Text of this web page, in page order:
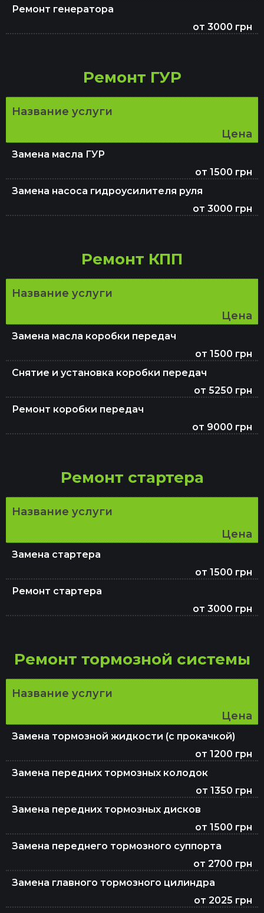
Ремонт генератора
от 3000 грн
Ремонт ГУР
Название услуги
Цена
Замена масла ГУР
от 1500 грн
Замена насоса гидроусилителя руля
от 3000 грн
Ремонт КПП
Название услуги
Цена
Замена масла коробки передач
от 1500 грн
Снятие и установка коробки передач
от 5250 грн
Ремонт коробки передач
от 9000 грн
Ремонт стартера
Название услуги
Цена
Замена стартера
от 1500 грн
Ремонт стартера
от 3000 грн
Ремонт тормозной системы
Название услуги
Цена
Замена тормозной жидкости (с прокачкой)
от 1200 грн
Замена передних тормозных колодок
от 1350 грн
Замена передних тормозных дисков
от 1500 грн
Замена переднего тормозного суппорта
от 2700 грн
Замена главного тормозного цилиндра
от 2025 грн